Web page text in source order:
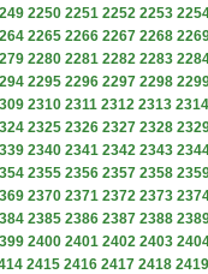
2250 2251 2252 2253
2265 2266 2267 2268
2280 2281 2282 2283
2295 2296 2297 2298
2310 2311 2312 2313 2314
2325 2326 2327 2328
2340 2341 2342 2343
2355 2356 2357 2358
2370 2371 2372 2373
2385 2386 2387 2388
2400 2401 2402 2403
2415 2416 2417 2418 2419